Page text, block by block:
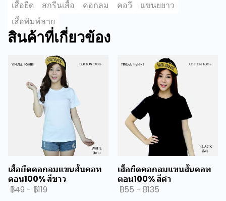
เสื้อยืด สกรีนเสื้อ คอกลม คอวี
แขนยยาว
เสื้อพิมพ์ลาย
สินค้าที่เกี่ยวข้อง
เสื้อยืดคอกลมแขนสั้นคอท
ตอน100% สีขาว
฿49 - ฿119
เสื้อยืดคอกลมแขนสั้นคอท
ตอน100% สีดำ
฿55 - ฿135